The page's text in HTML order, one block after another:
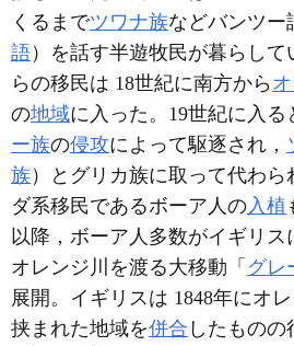
くるまでツワナ族などバンツ
語）を話す半遊牧民が暮らし
らの移民は 18世紀に南方から
の地域に入った。19世紀に入る
ー族の侵攻によって駆逐され，
族）とグリカ族に取って代わ
ダ系移民であるボーア人の入植
以降，ボーア人多数がイギリス
オレンジ川を渡る大移動「 グレ
展開。イギリスは 1848年にオ
挟まれた地域を併合 したものの